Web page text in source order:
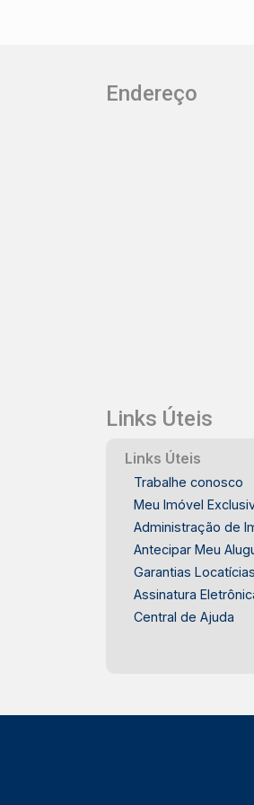
Endereço
Links Úteis
Links Úteis
Trabalhe conosco
Meu Imóvel
Administração de
Antecipar Meu
Garantias Locatícias
Assinatura
Central de Ajuda